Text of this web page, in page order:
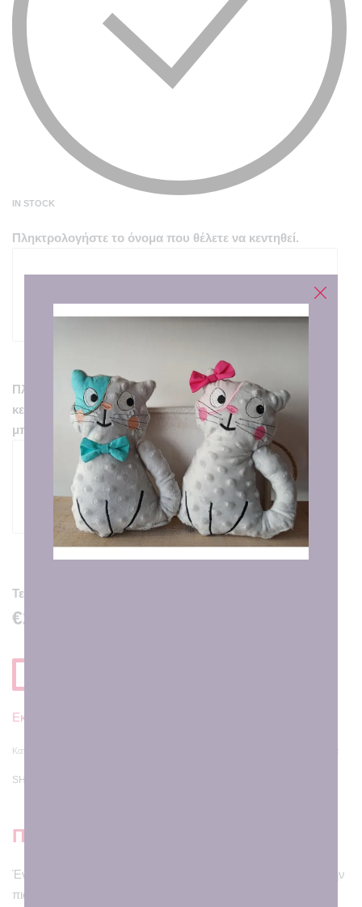
IN STOCK
Πληκτρολογήστε το όνομα που θέλετε να κεντηθεί.
Πληκτρολογήστε τα στοιχεία γέννησης που θέλετε να
κεντηθούν..(παρακαλώ να είστε προσεκτικοί γιατί δεν
μπορεί να γίνει διόρθωση)
60 characters remaining
Τελική Τιμή
€25.00
Εκτιμώμενη Παράδοση σε
Κατηγορίες: Ο πελαργός έφτασε
SHARE
Περιγραφή
Ένα τρυφερό ροζ αρκουδάκι κρατά για πάντα χαραγμένη την
πιο σημαντική στιγμή… τη γέννηση ενός παιδιού.